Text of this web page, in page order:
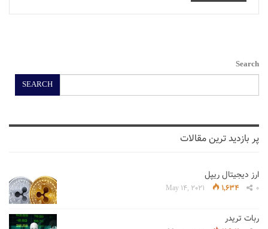
Search
SEARCH
پر بازدید ترین مقالات
ارز دیجیتال ریپل
May 14, 2021 1,634 0
ربات تریدر